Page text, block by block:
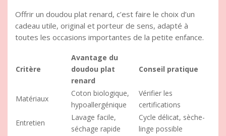
Offrir un doudou plat renard, c’est faire le choix d’un
cadeau utile, original et porteur de sens, adapté à
toutes les occasions importantes de la petite enfance.
Critère
Avantage du
doudou plat
renard
Conseil pratique
Matériaux
Coton biologique,
hypoallergénique
Vérifier les
certifications
Entretien
Lavage facile,
séchage rapide
Cycle délicat, sèche-
linge possible